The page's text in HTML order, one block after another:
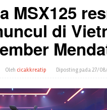
MSX125
di
Oleh cicakkreatip Diposting pada27/